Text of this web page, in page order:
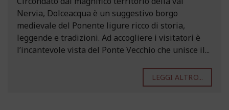
Nervia, Dolceacqua è un suggestivo borgo
medievale del Ponente ligure ricco di storia,
leggende e tradizioni. Ad accogliere i visitatori è
l’incantevole vista del Ponte Vecchio che unisce il...
LEGGI ALTRO...